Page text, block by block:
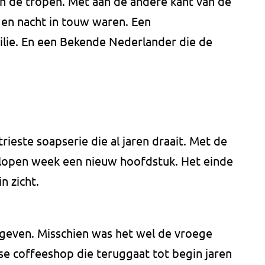
nacht in touw waren. Een
En een Bekende Nederlander die de
soapserie die al jaren draait. Met de
week een nieuw hoofdstuk. Het einde
zicht.
Misschien was het wel de vroege
coffeeshop die teruggaat tot begin jaren